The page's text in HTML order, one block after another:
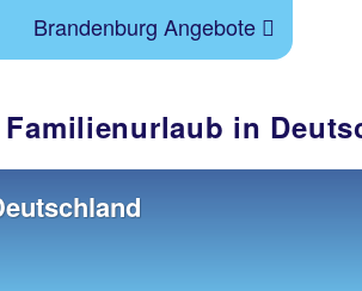
Brandenburg Angebote
in